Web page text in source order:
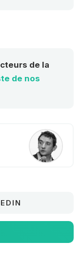
de la
de nos